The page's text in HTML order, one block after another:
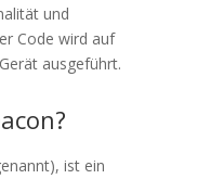
und
Code wird auf
ausgeführt.
ist ein